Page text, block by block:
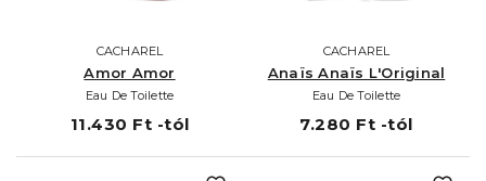
CACHAREL
Amor Amor
Eau De Toilette
11.430 Ft -tól
CACHAREL
Anaïs Anaïs L'Original
Eau De Toilette
7.280 Ft -tól